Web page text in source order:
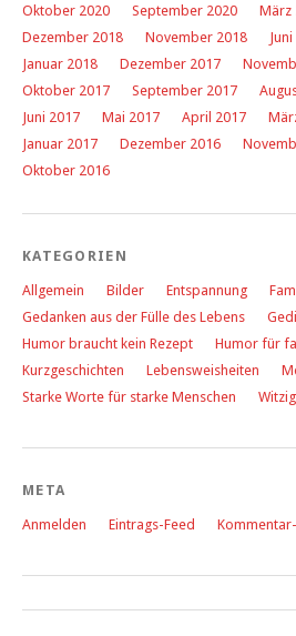
Oktober 2020
September 2020 März
Dezember 2018
November 2018
Januar 2018
Dezember 2017
Oktober 2017
September 2017
Juni 2017
Mai 2017 April 2017
Januar 2017
Dezember 2016
Oktober 2016
KATEGORIEN
Allgemein Bilder Entspannung
Gedanken aus der Fülle des Lebens
Humor braucht kein Rezept
Humor für
Kurzgeschichten
Lebensweisheiten
Starke Worte für starke Menschen
META
Anmelden Eintrags-Feed